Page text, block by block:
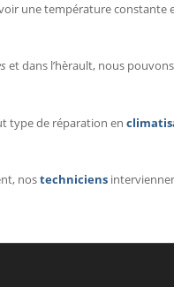
une température constante
et dans l’hèrault, nous
type de réparation en
nostechniciens